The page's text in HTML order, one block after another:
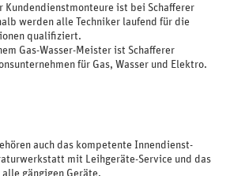
Kundendienstmonteure ist bei Schafferer
werden alle Techniker laufend für die
qualifiziert.
Gas-Wasser-Meister ist Schafferer
für Gas, Wasser und Elektro.
auch das kompetente Innendienst-
mit Leihgeräte-Service und das